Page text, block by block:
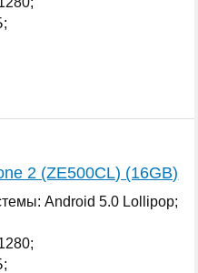
2 (ZE500CL) (16GB)
Android 5.0 Lollipop;